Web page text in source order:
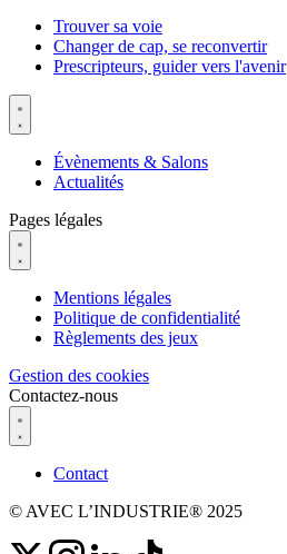
Trouver sa voie
Changer de cap, se reconvertir
Prescripteurs, guider vers l'avenir
Évènements & Salons
Actualités
Pages légales
Mentions légales
Politique de confidentialité
Règlements des jeux
Gestion des cookies
Contactez-nous
Contact
© AVEC L’INDUSTRIE® 2025